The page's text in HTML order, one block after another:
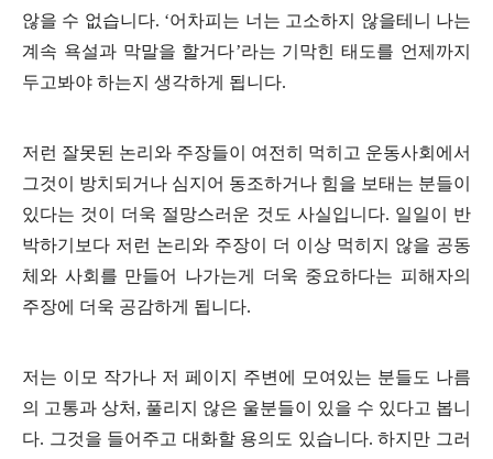
않을 수 없습니다. ‘어차피는 너는 고소하지 않을테니 나는
계속 욕설과 막말을 할거다’라는 기막힌 태도를 언제까지
두고봐야 하는지 생각하게 됩니다.
저런 잘못된 논리와 주장들이 여전히 먹히고 운동사회에서
그것이 방치되거나 심지어 동조하거나 힘을 보태는 분들이
있다는 것이 더욱 절망스러운 것도 사실입니다. 일일이 반
박하기보다 저런 논리와 주장이 더 이상 먹히지 않을 공동
체와 사회를 만들어 나가는게 더욱 중요하다는 피해자의
주장에 더욱 공감하게 됩니다.
저는 이모 작가나 저 페이지 주변에 모여있는 분들도 나름
의 고통과 상처 , 풀리지 않은 울분들이 있을 수 있다고 봅니
다. 그것을 들어주고 대화할 용의도 있습니다.하지만 그러